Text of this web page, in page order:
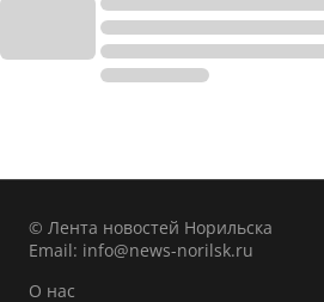
© Лента новостей Норильска
Email: info@news-norilsk.ru
О нас